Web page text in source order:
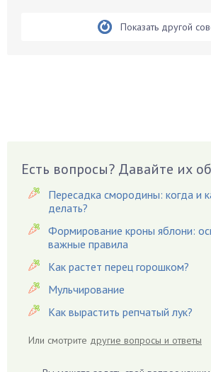
Вишня
Вредители
Гардения
Гацания
Гвоздики
Георгины
Герань
Гиацинт
Гиппеаструм
Показать другой
Есть вопросы? Давайте их
Пересадка смородины: когда и
делать?
Формирование кроны яблони:
важные правила
Как растет перец горошком?
Мульчирование
Как вырастить репчатый лук?
Или смотрите другие вопросы и ответы